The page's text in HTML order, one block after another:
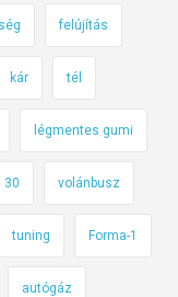
felújítás
kár tél
légmentes gumi
30 volánbusz
tuning Forma-1
autógáz